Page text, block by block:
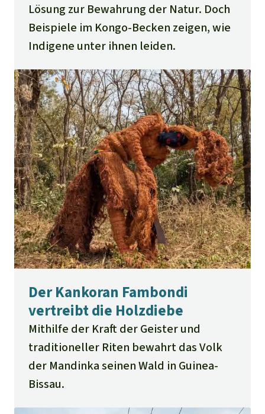
Lösung zur Bewahrung der Natur. Doch
Beispiele im Kongo-Becken zeigen, wie
Indigene unter ihnen leiden.
Der Kankoran Fambondi
vertreibt die Holzdiebe
Mithilfe der Kraft der Geister und
traditioneller Riten bewahrt das Volk
der Mandinka seinen Wald in Guinea-
Bissau.